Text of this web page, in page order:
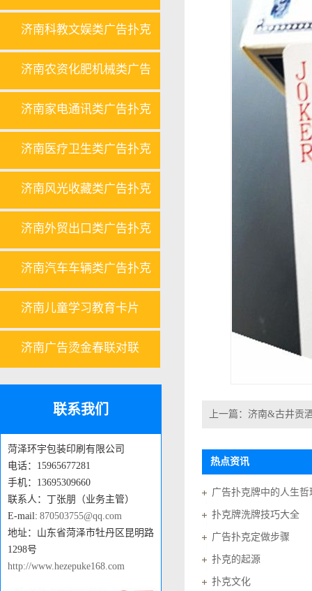
济南科教文娱类广告扑克
济南农资化肥机械类广告
扑克济南家电通讯类广告扑克
济南医疗卫生类广告扑克
济南风光收藏类广告扑克
济南外贸出口类广告扑克
济南汽车车辆类广告扑克
济南儿童学习教育卡片
济南广告烫金春联对联
联系我们
菏泽环宇包装印刷有限公司
电话：15965677281
手机：13695309660
联系人：丁张朋（业务主管）
E-mail: 870503755@qq.com
地址：山东省菏泽市牡丹区昆明路
1298号
http://www.hezepuke168.com
上一篇： 济南&古井贡
热点资讯
广告扑克牌中的人生哲
扑克牌洗牌技巧大全
广告扑克定做步骤
扑克的起源
扑克文化